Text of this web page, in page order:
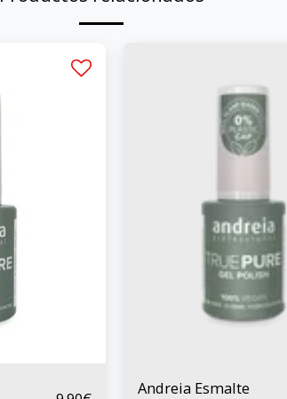
Andreia Esmalte